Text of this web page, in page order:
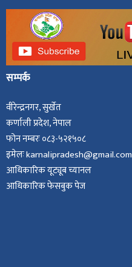
सम्पर्क
वीरेन्द्रनगर, सुर्खेत
कर्णाली प्रदेश, नेपाल
फोन नम्बरः ०८३-५२१५०८
इमेलः karnalipradesh@gmail.com
आधिकारिक यूट्यूब च्यानल
आधिकारिक फेसबुक पेज